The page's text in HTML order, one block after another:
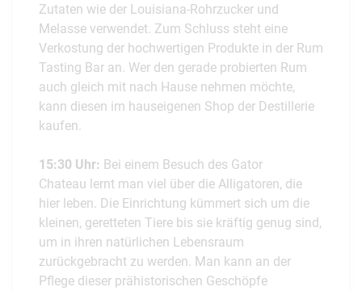
Zutaten wie der Louisiana-Rohrzucker und
Melasse verwendet. Zum Schluss steht eine
Verkostung der hochwertigen Produkte in der Rum
Tasting Bar an. Wer den gerade probierten Rum
auch gleich mit nach Hause nehmen möchte,
kann diesen im hauseigenen Shop der Destillerie
kaufen.
15:30 Uhr: Bei einem Besuch des Gator
Chateau lernt man viel über die Alligatoren, die
hier leben. Die Einrichtung kümmert sich um die
kleinen, geretteten Tiere bis sie kräftig genug sind,
um in ihren natürlichen Lebensraum
zurückgebracht zu werden. Man kann an der
Pflege dieser prähistorischen Geschöpfe